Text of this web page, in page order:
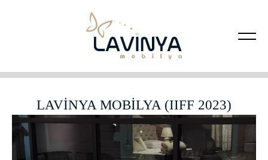
LAVİNYA MOBİLYA (IIFF 2023)